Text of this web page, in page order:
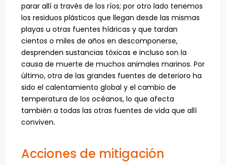
parar allí a través de los ríos; por otro lado tenemos
los residuos plásticos que llegan desde las mismas
playas u otras fuentes hídricas y que tardan
cientos o miles de años en descomponerse,
desprenden sustancias tóxicas e incluso son la
causa de muerte de muchos animales marinos. Por
último, otra de las grandes fuentes de deterioro ha
sido el calentamiento global y el cambio de
temperatura de los océanos, lo que afecta
también a todas las otras fuentes de vida que allí
conviven.
Acciones de mitigación